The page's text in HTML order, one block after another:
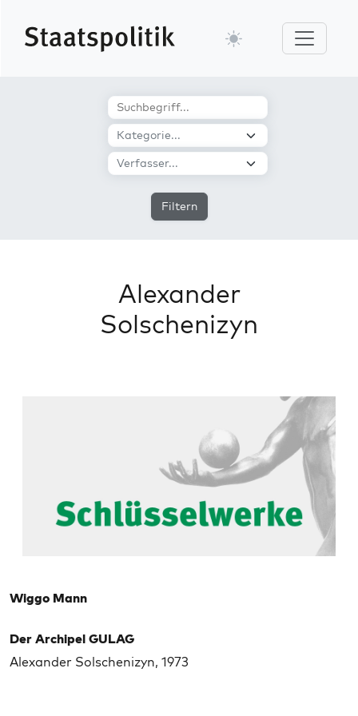
Filtern
Alexander
Solschenizyn
Wiggo Mann
Der Archipel GULAG
Alexander Solschenizyn, 1973